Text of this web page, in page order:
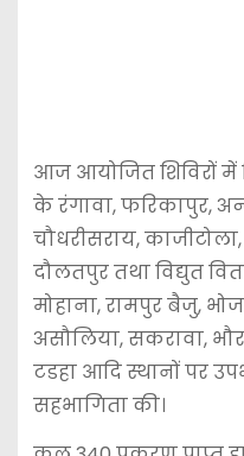
आज आयोजित शिविरों
के रंगावा, फरिकापुर,
चौधरीसराय,
दौलतपुर तथा विद्युत
मोहाना, रामपुर बैजु,
असौलिया, सकरावा,
टडहा आदि स्थानों पर
सहभागिता की।